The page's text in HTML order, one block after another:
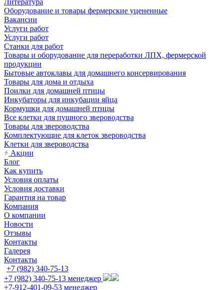
Литература
Оборудование и товары фермерские уцененные
Вакансии
Услуги работ
Услуги работ
Станки для работ
Товары и оборудование для переработки ЛПХ, фермерской
продукции
Бытовые автоклавы для домашнего консервирования
Товары для дома и отдыха
Поилки для домашней птицы
Инкубаторы для инкубации яйца
Кормушки для домашней птицы
Все клетки для пушного звероводства
Товары для звероводства
Комплектующие для клеток звероводства
Клетки для звероводства
Акции
Блог
Как купить
Условия оплаты
Условия доставки
Гарантия на товар
Компания
О компании
Новости
Отзывы
Контакты
Галерея
Контакты
+7 (982) 340-75-13
+7 (982) 340-75-13 менеджер
+7-912-401-09-53 менеджер